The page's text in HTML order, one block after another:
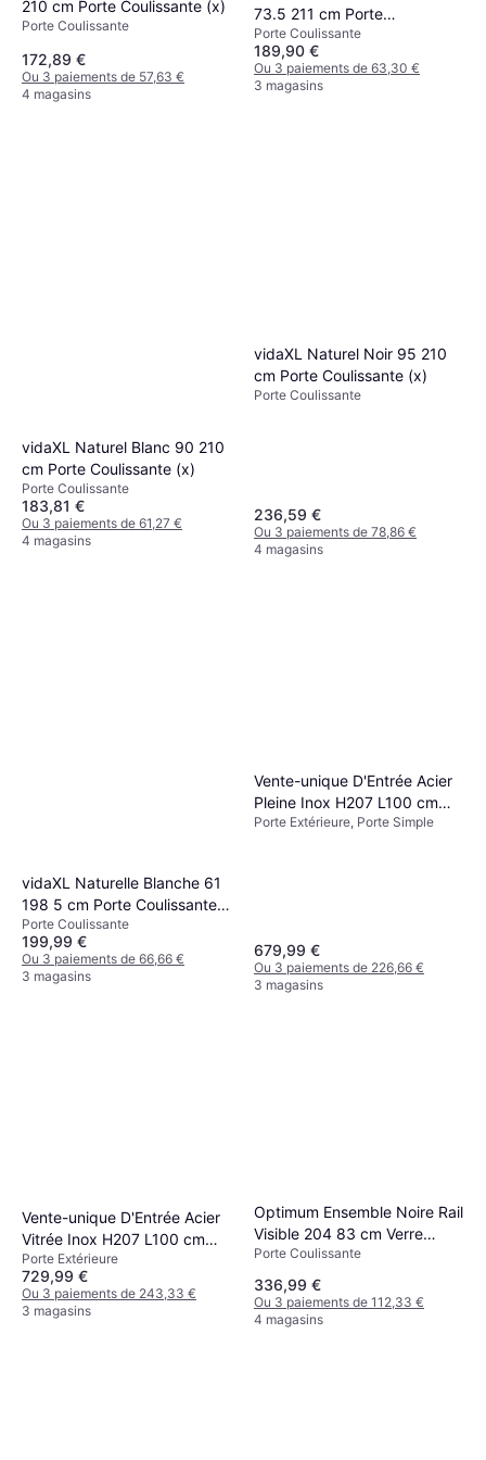
210 cm Porte Coulissante (x)
Porte Coulissante
172,89 €
Ou 3 paiements de 57,63 €
4 magasins
73.5 211 cm Porte
Coulissante (x)
Porte Coulissante
189,90 €
Ou 3 paiements de 63,30 €
3 magasins
vidaXL Naturel Blanc 90 210
cm Porte Coulissante (x)
Porte Coulissante
183,81 €
Ou 3 paiements de 61,27 €
4 magasins
vidaXL Naturel Noir 95 210
cm Porte Coulissante (x)
Porte Coulissante
236,59 €
Ou 3 paiements de 78,86 €
4 magasins
vidaXL Naturelle Blanche 61
198 5 cm Porte Coulissante
(x)
Porte Coulissante
199,99 €
Ou 3 paiements de 66,66 €
3 magasins
Vente-unique D'Entrée Acier
Pleine Inox H207 L100 cm
Anthracite Effet Chêne Porte
Porte Extérieure, Porte Simple
679,99 €
Ou 3 paiements de 226,66 €
3 magasins
Vente-unique D'Entrée Acier
Vitrée Inox H207 L100 cm
Anthracite Effet Chêne Porte
Extérieure (x)
Porte Extérieure
729,99 €
Ou 3 paiements de 243,33 €
3 magasins
Optimum Ensemble Noire Rail
Visible 204 83 cm Verre
Dépoli Porte Coulissante (x)
Porte Coulissante
336,99 €
Ou 3 paiements de 112,33 €
4 magasins